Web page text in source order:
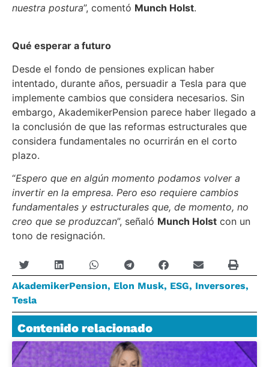
nuestra postura”, comentó Munch Holst.
Qué esperar a futuro
Desde el fondo de pensiones explican haber
intentado, durante años, persuadir a Tesla para que
implemente cambios que considera necesarios. Sin
embargo, AkademikerPension parece haber llegado a
la conclusión de que las reformas estructurales que
considera fundamentales no ocurrirán en el corto
plazo.
“Espero que en algún momento podamos volver a
invertir en la empresa. Pero eso requiere cambios
fundamentales y estructurales que, de momento, no
creo que se produzcan”, señaló Munch Holst con un
tono de resignación.
AkademikerPension, Elon Musk, ESG, Inversores,
Tesla
Contenido relacionado